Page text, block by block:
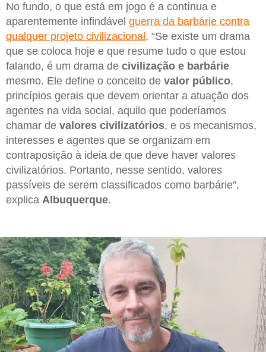
No fundo, o que está em jogo é a contínua e
aparentemente infindável guerra da barbárie contra
qualquer projeto civilizacional . “Se existe um drama
que se coloca hoje e que resume tudo o que estou
falando, é um drama de civilização e barbárie
mesmo. Ele define o conceito de valor público,
princípios gerais que devem orientar a atuação dos
agentes na vida social, aquilo que poderíamos
chamar de valores civilizatórios, e os mecanismos,
interesses e agentes que se organizam em
contraposição à ideia de que deve haver valores
civilizatórios. Portanto, nesse sentido, valores
passíveis de serem classificados como barbárie”,
explica Albuquerque.